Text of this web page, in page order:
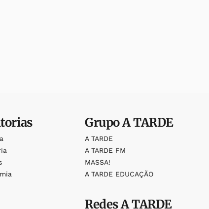
GrupoA TARDE
A TARDE
A TARDE FM
MASSA!
A TARDE EDUCAÇÃO
RedesA TARDE